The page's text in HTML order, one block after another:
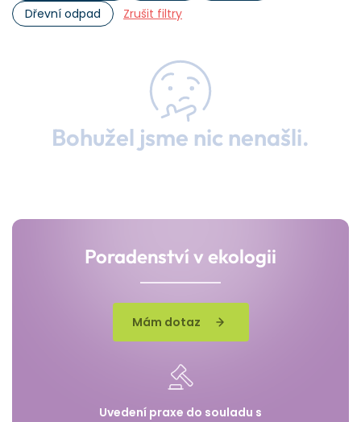
Dřevní odpad
Zrušit filtry
Bohužel jsme nic nenašli.
Poradenství v ekologii
Mám dotaz
Uvedení praxe do souladu s